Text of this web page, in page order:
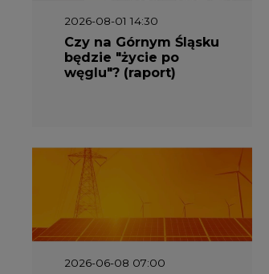
2026-08-01 14:30
Czy na Górnym Śląsku
będzie "życie po
węglu"? (raport)
2026-06-08 07:00